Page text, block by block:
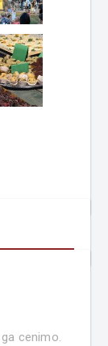
cenimo.